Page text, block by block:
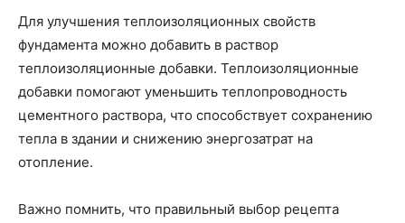
Для улучшения теплоизоляционных свойств
фундамента можно добавить в раствор
теплоизоляционные добавки. Теплоизоляционные
добавки помогают уменьшить теплопроводность
цементного раствора, что способствует сохранению
тепла в здании и снижению энергозатрат на
отопление.
Важно помнить, что правильный выбор рецепта